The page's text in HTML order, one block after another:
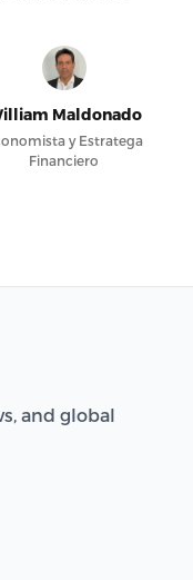
Maldonado
y Estratega
Financiero
and global